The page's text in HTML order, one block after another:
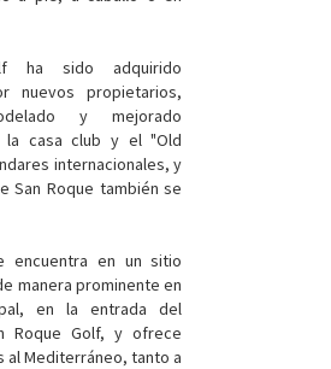
ha sido adquirido
nuevos propietarios,
y mejorado
la casa club y el "Old
internacionales, y
San Roque también se
encuentra en un sitio
manera prominente en
en la entrada del
Roque Golf, y ofrece
al Mediterráneo, tanto a